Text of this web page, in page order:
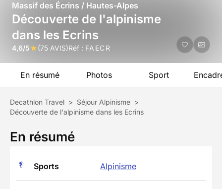
Massif des Écrins / Hautes-Alpes
Découverte de l'alpinisme
dans les Ecrins
4,6/5 (75 AVIS)Réf : FAECR
En résumé Photos Sport
Decathlon Travel > Séjour Alpinisme >
Découverte de l'alpinisme dans les Ecrins
En résumé
Sports Alpinisme